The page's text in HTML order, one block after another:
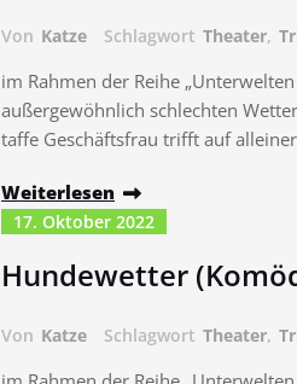
Von Katze Schlagwort Theater,
im Rahmen der Reihe
außergewöhnlich schlechten
taffe Geschäftsfrau trifft auf
Weiterlesen
17. Oktober 2022
Hundewetter
Von Katze Schlagwort Theater,